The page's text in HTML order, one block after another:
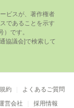
ビスが、著作権者
であることを⽰す
です。
約
よくあるご質問
営会社 採用情報